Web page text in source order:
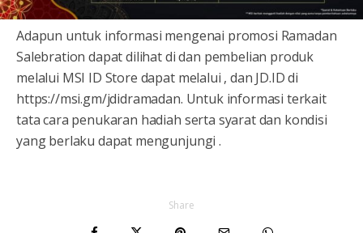
Adapun untuk informasi mengenai promosi Ramadan
Salebration dapat dilihat di dan pembelian produk
melalui MSI ID Store dapat melalui , dan JD.ID di
https://msi.gm/jdidramadan. Untuk informasi terkait
tata cara penukaran hadiah serta syarat dan kondisi
yang berlaku dapat mengunjungi .
Share